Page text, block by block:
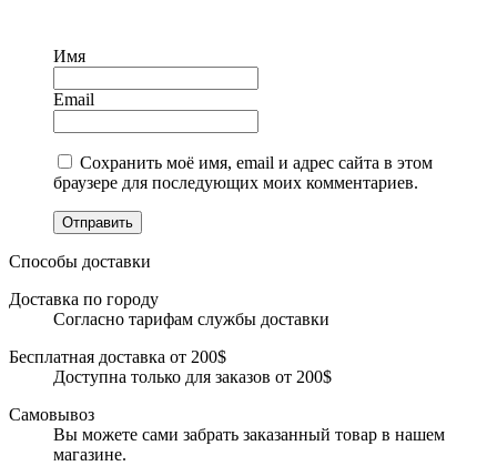
Имя
Email
Сохранить моё имя, email и адрес сайта в этом
браузере для последующих моих комментариев.
Отправить
Способы доставки
Доставка по городу
Согласно тарифам службы доставки
Бесплатная доставка от 200$
Доступна только для заказов от 200$
Самовывоз
Вы можете сами забрать заказанный товар в нашем
магазине.